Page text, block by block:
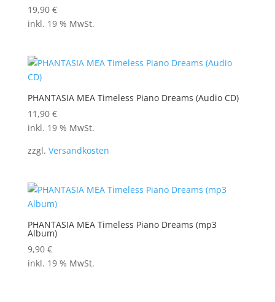
19,90 €
inkl. 19 % MwSt.
PHANTASIA MEA Timeless Piano Dreams (Audio CD)
11,90 €
inkl. 19 % MwSt.
zzgl. Versandkosten
PHANTASIA MEA Timeless Piano Dreams (mp3
Album)
9,90 €
inkl. 19 % MwSt.